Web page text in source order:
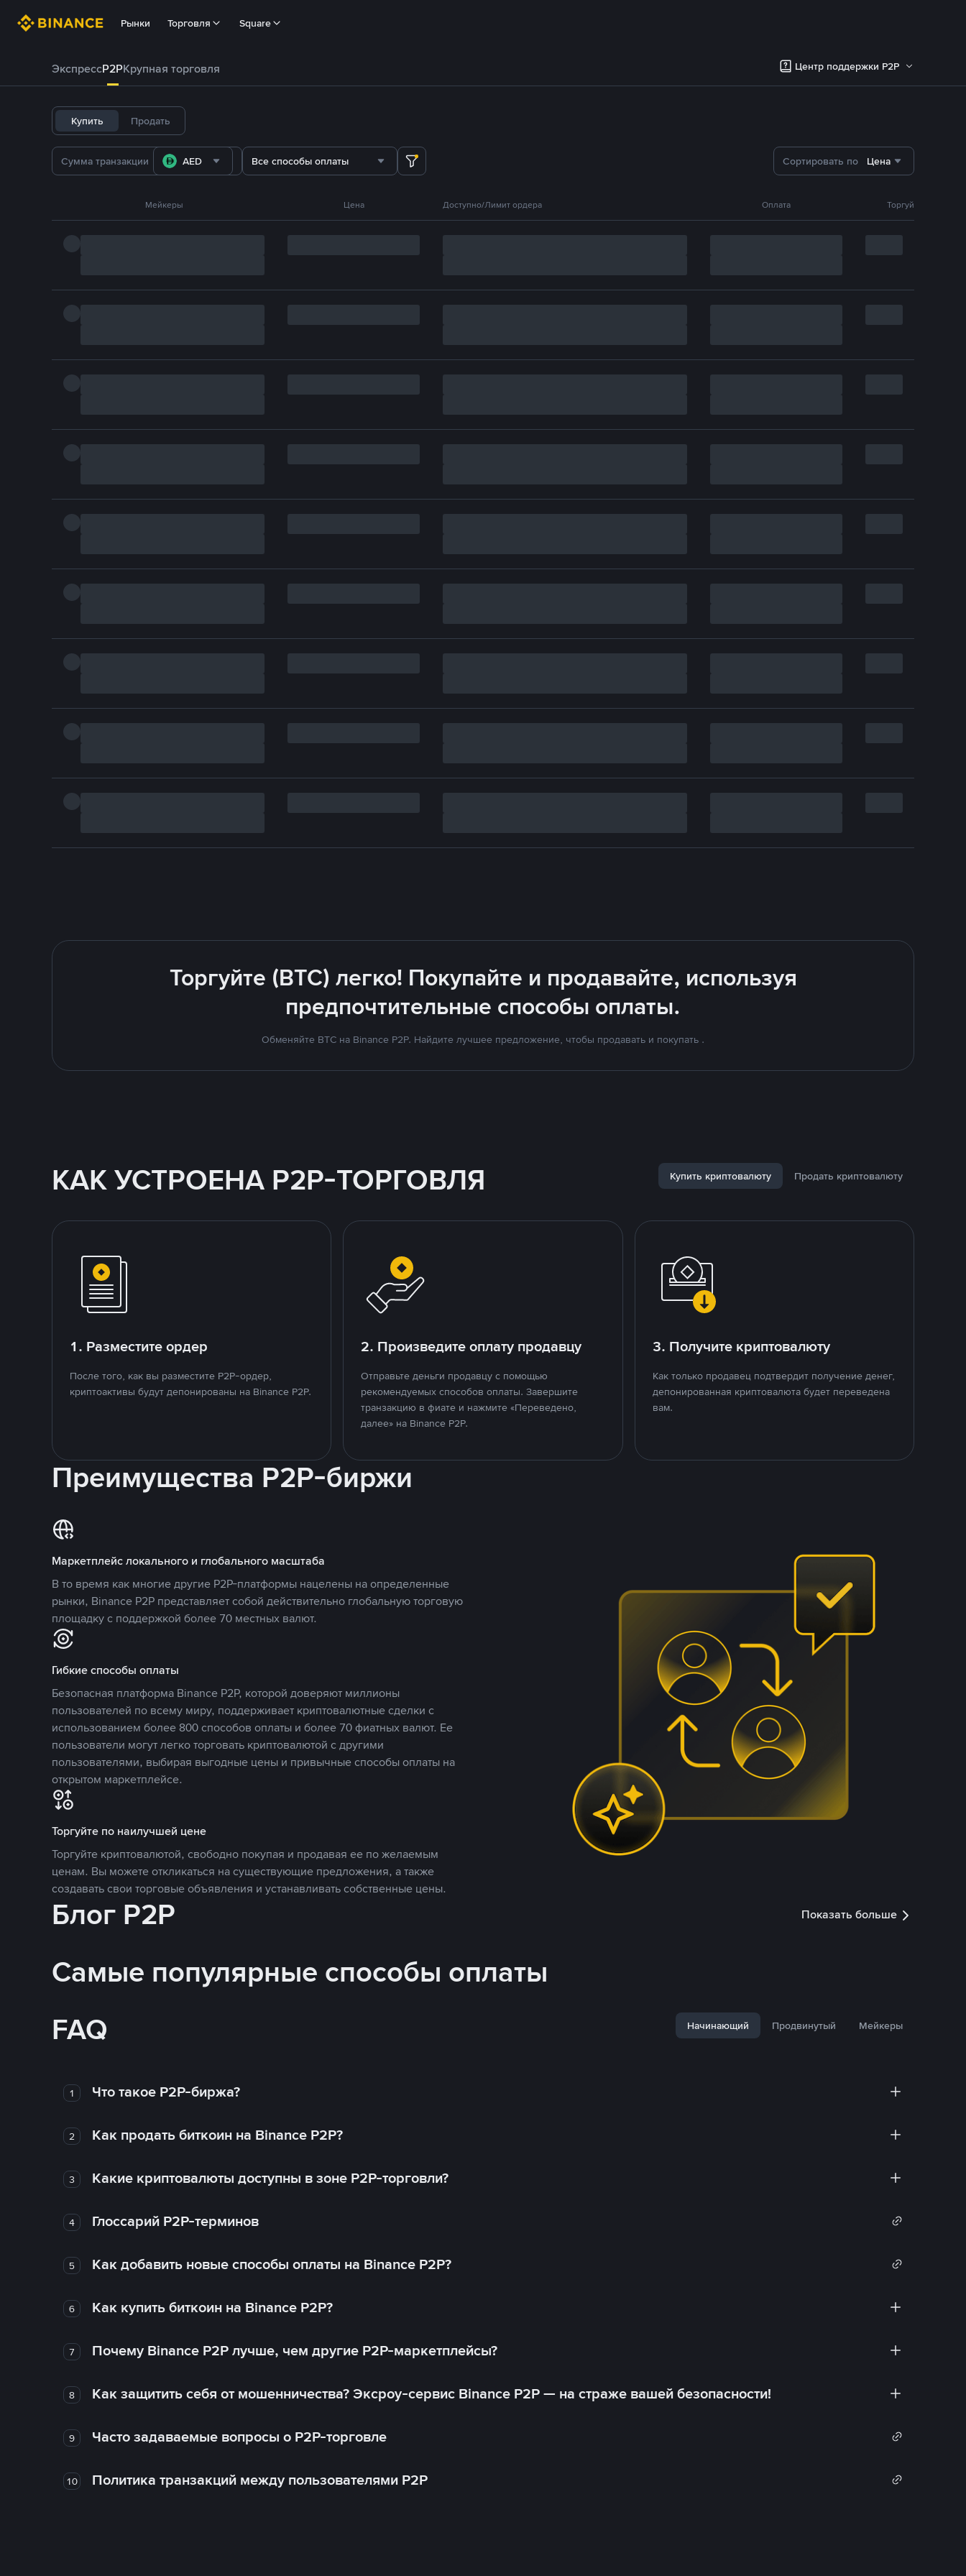
Рынки Торговля Square
ЭкспрессP2PКрупная торговля Центр поддержки P2P
Купить Продать
AED Все способы оплаты Сортировать по Цена
Мейкеры Цена Доступно/Лимит ордера Оплата Торгуй
Торгуйте (BTC) легко! Покупайте и продавайте, используя
предпочтительные способы оплаты.
Обменяйте BTC на Binance P2P. Найдите лучшее предложение, чтобы продавать и покупать .
КАК УСТРОЕНА P2P-ТОРГОВЛЯ Купить криптовалюту Продать криптовалюту
1. Разместите ордер
После того, как вы разместите P2P-ордер,
криптоактивы будут депонированы на Binance P2P.
2. Произведите оплату продавцу
Отправьте деньги продавцу с помощью
рекомендуемых способов оплаты. Завершите
транзакцию в фиате и нажмите «Переведено,
далее» на Binance P2P.
3. Получите криптовалюту
Как только продавец подтвердит получение денег,
депонированная криптовалюта будет переведена
вам.
Преимущества P2P-биржи
Маркетплейс локального и глобального масштаба
В то время как многие другие P2P-платформы нацелены на определенные
рынки, Binance P2P представляет собой действительно глобальную торговую
площадку с поддержкой более 70 местных валют.
Гибкие способы оплаты
Безопасная платформа Binance P2P, которой доверяют миллионы
пользователей по всему миру, поддерживает криптовалютные сделки с
использованием более 800 способов оплаты и более 70 фиатных валют. Ее
пользователи могут легко торговать криптовалютой с другими
пользователями, выбирая выгодные цены и привычные способы оплаты на
открытом маркетплейсе.
Торгуйте по наилучшей цене
Торгуйте криптовалютой, свободно покупая и продавая ее по желаемым
ценам. Вы можете откликаться на существующие предложения, а также
создавать свои торговые объявления и устанавливать собственные цены.
Блог P2P Показать больше
Самые популярные способы оплаты
FAQ
Начинающий Продвинутый Мейкеры
1 Что такое P2P-биржа?
2 Как продать биткоин на Binance P2P?
3 Какие криптовалюты доступны в зоне P2P-торговли?
4 Глоссарий P2P-терминов
5 Как добавить новые способы оплаты на Binance P2P?
6 Как купить биткоин на Binance P2P?
7 Почему Binance P2P лучше, чем другие P2P-маркетплейсы?
8 Как защитить себя от мошенничества? Эксроу-сервис Binance P2P — на страже вашей безопасности!
9 Часто задаваемые вопросы о P2P-торговле
10 Политика транзакций между пользователями P2P